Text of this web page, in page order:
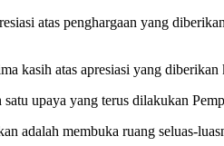
atas penghargaan yang
kasih atas apresiasi yang
upaya yang terus dilakukan
adalah membuka ruang seluas-